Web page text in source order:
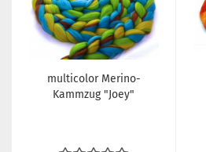
multicolor Merino-
Kammzug "Joey"